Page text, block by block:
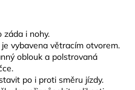
záda i nohy.
vybavena větracím otvorem.
oblouk a polstrovaná
po i proti směru jízdy.